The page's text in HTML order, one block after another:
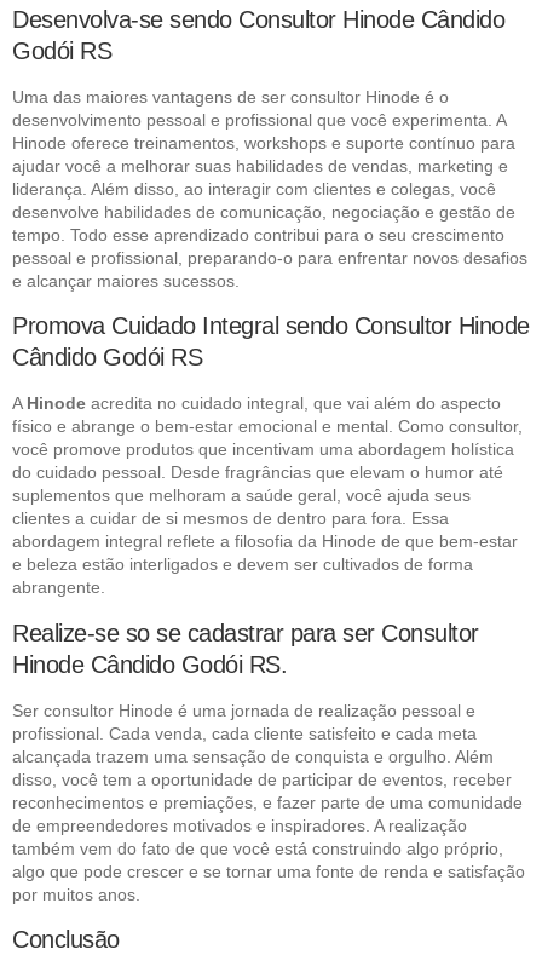
Desenvolva-se sendo Consultor Hinode Cândido
Godói RS
Uma das maiores vantagens de ser consultor Hinode é o
desenvolvimento pessoal e profissional que você experimenta. A
Hinode oferece treinamentos, workshops e suporte contínuo para
ajudar você a melhorar suas habilidades de vendas, marketing e
liderança. Além disso, ao interagir com clientes e colegas, você
desenvolve habilidades de comunicação, negociação e gestão de
tempo. Todo esse aprendizado contribui para o seu crescimento
pessoal e profissional, preparando-o para enfrentar novos desafios
e alcançar maiores sucessos.
Promova Cuidado Integral sendo Consultor Hinode
Cândido Godói RS
A Hinode acredita no cuidado integral, que vai além do aspecto
físico e abrange o bem-estar emocional e mental. Como consultor,
você promove produtos que incentivam uma abordagem holística
do cuidado pessoal. Desde fragrâncias que elevam o humor até
suplementos que melhoram a saúde geral, você ajuda seus
clientes a cuidar de si mesmos de dentro para fora. Essa
abordagem integral reflete a filosofia da Hinode de que bem-estar
e beleza estão interligados e devem ser cultivados de forma
abrangente.
Realize-se so se cadastrar para ser Consultor
Hinode Cândido Godói RS.
Ser consultor Hinode é uma jornada de realização pessoal e
profissional. Cada venda, cada cliente satisfeito e cada meta
alcançada trazem uma sensação de conquista e orgulho. Além
disso, você tem a oportunidade de participar de eventos, receber
reconhecimentos e premiações, e fazer parte de uma comunidade
de empreendedores motivados e inspiradores. A realização
também vem do fato de que você está construindo algo próprio,
algo que pode crescer e se tornar uma fonte de renda e satisfação
por muitos anos.
Conclusão